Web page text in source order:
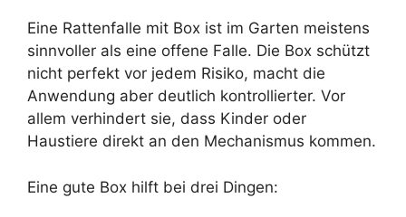
Eine Rattenfalle mit Box ist im Garten meistens
sinnvoller als eine offene Falle. Die Box schützt
nicht perfekt vor jedem Risiko, macht die
Anwendung aber deutlich kontrollierter. Vor
allem verhindert sie, dass Kinder oder
Haustiere direkt an den Mechanismus kommen.
Eine gute Box hilft bei drei Dingen: